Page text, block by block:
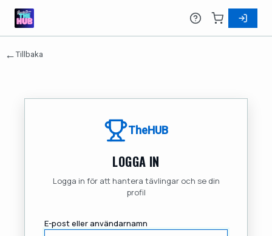
←Tillbaka
TheHUB
LOGGA IN
Logga in för att hantera tävlingar och se din
profil
E-post eller användarnamn